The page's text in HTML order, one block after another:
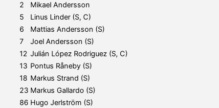
2
Mikael Andersson
5
Linus Linder (S, C)
6
Mattias Andersson (S)
7
Joel Andersson (S)
12 Julián López Rodriguez (S, C)
13 Pontus Råneby (S)
18 Markus Strand (S)
23 Markus Gallardo (S)
86 Hugo Jerlström (S)